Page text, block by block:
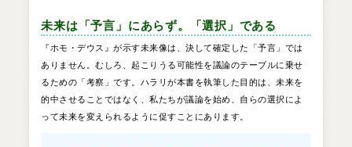
未来は「予言」にあらず。「選択」である
『ホモ・デウス』が示す未来像は、決して確定した「予言」では
ありません。むしろ、起こりうる可能性を議論のテーブルに乗せ
るための「考察」です。ハラリが本書を執筆した目的は、未来を
的中させることではなく、私たちが議論を始め、自らの選択によ
って未来を変えられるように促すことにあります。